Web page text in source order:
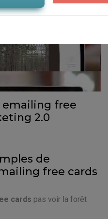
emailing free
2.0
de
free cards
cards pas voir la forêt